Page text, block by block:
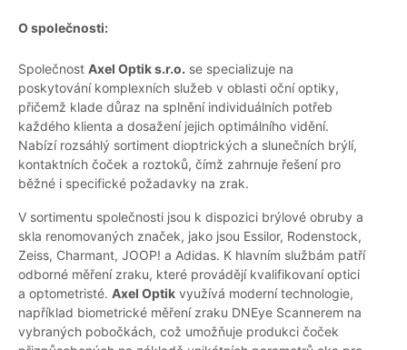
O společnosti:
Společnost Axel Optik s.r.o. se specializuje na
poskytování komplexních služeb v oblasti oční optiky,
přičemž klade důraz na splnění individuálních potřeb
každého klienta a dosažení jejich optimálního vidění.
Nabízí rozsáhlý sortiment dioptrických a slunečních brýlí,
kontaktních čoček a roztoků, čímž zahrnuje řešení pro
běžné i specifické požadavky na zrak.
V sortimentu společnosti jsou k dispozici brýlové obruby a
skla renomovaných značek, jako jsou Essilor, Rodenstock,
Zeiss, Charmant, JOOP! a Adidas. K hlavním službám patří
odborné měření zraku, které provádějí kvalifikovaní optici
a optometristé. Axel Optik využívá moderní technologie,
například biometrické měření zraku DNEye Scannerem na
vybraných pobočkách, což umožňuje produkci čoček